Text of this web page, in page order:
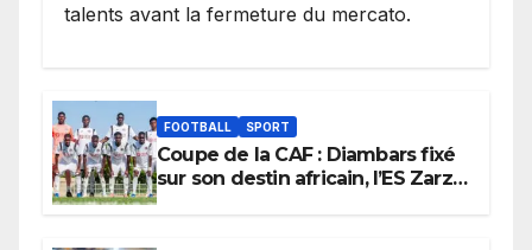
talents avant la fermeture du mercato.
FOOTBALL SPORT
Coupe de la CAF : Diambars fixé
sur son destin africain, l’ES Zarzis